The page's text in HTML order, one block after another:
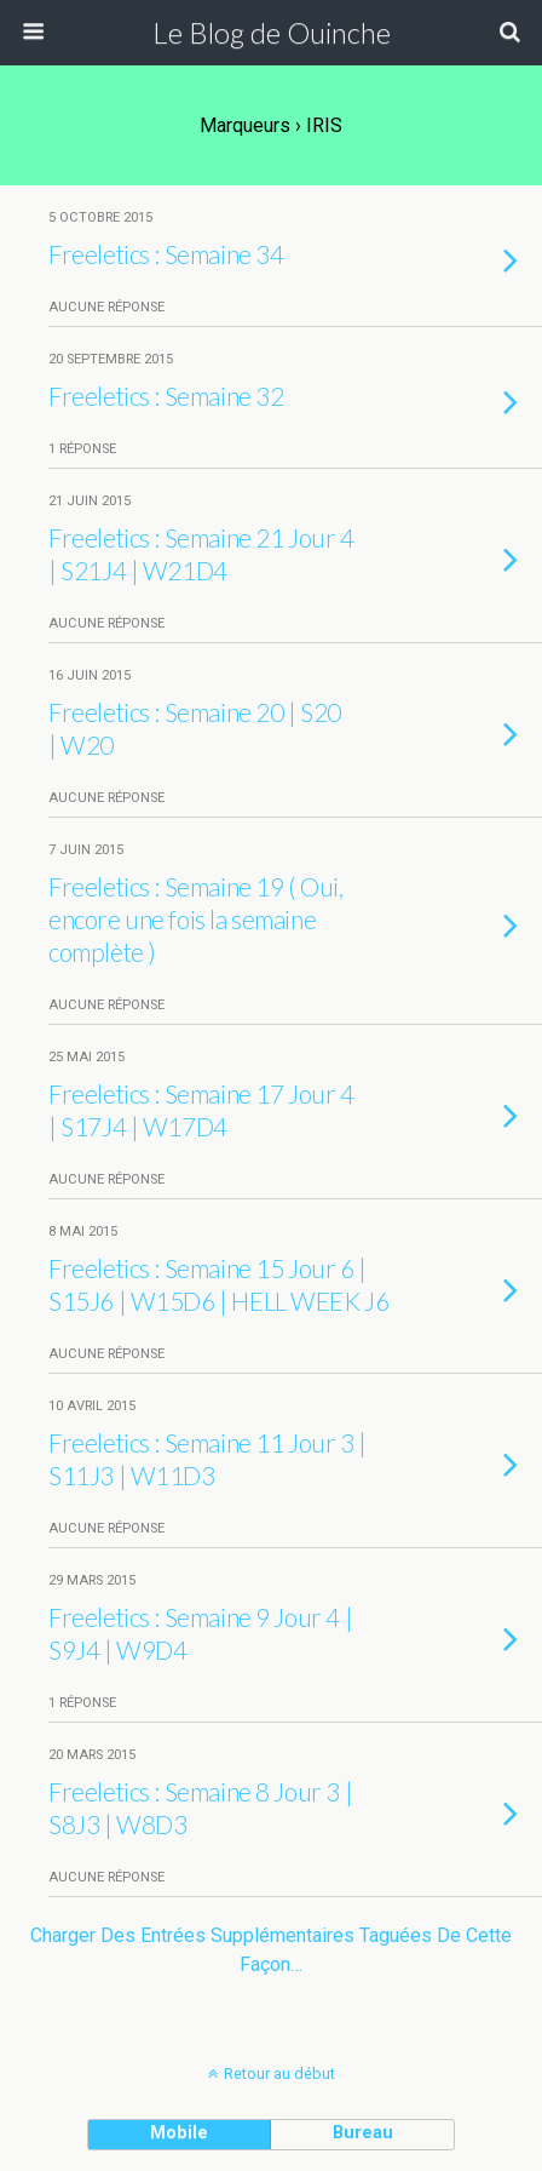
Le Blog de Ouinche
Marqueurs › IRIS
5 OCTOBRE 2015
Freeletics : Semaine 34
AUCUNE RÉPONSE
20 SEPTEMBRE 2015
Freeletics : Semaine 32
1 RÉPONSE
21 JUIN 2015
Freeletics : Semaine 21 Jour 4
| S21J4 | W21D4
AUCUNE RÉPONSE
16 JUIN 2015
Freeletics : Semaine 20 | S20
| W20
AUCUNE RÉPONSE
7 JUIN 2015
Freeletics : Semaine 19 ( Oui,
encore une fois la semaine
complète )
AUCUNE RÉPONSE
25 MAI 2015
Freeletics : Semaine 17 Jour 4
| S17J4 | W17D4
AUCUNE RÉPONSE
8 MAI 2015
Freeletics : Semaine 15 Jour 6 |
S15J6 | W15D6 | HELL WEEK J6
AUCUNE RÉPONSE
10 AVRIL 2015
Freeletics : Semaine 11 Jour 3 |
S11J3 | W11D3
AUCUNE RÉPONSE
29 MARS 2015
Freeletics : Semaine 9 Jour 4 |
S9J4 | W9D4
1 RÉPONSE
20 MARS 2015
Freeletics : Semaine 8 Jour 3 |
S8J3 | W8D3
AUCUNE RÉPONSE
Charger Des Entrées Supplémentaires Taguées De Cette
Façon…
Retour au début
Mobile Bureau